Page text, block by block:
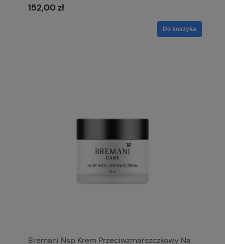
152,00 zł
Do koszyka
Bremani Nsp Krem Przeciwzmarszczkowy Na